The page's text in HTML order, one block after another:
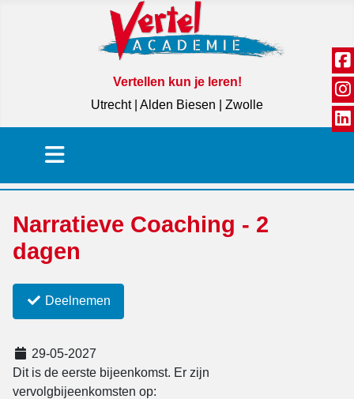
Vertellen kun je leren!
Utrecht | Alden Biesen | Zwolle
Narratieve Coaching - 2
dagen
Deelnemen
29-05-2027
Dit is de eerste bijeenkomst. Er zijn
vervolgbijeenkomsten op: